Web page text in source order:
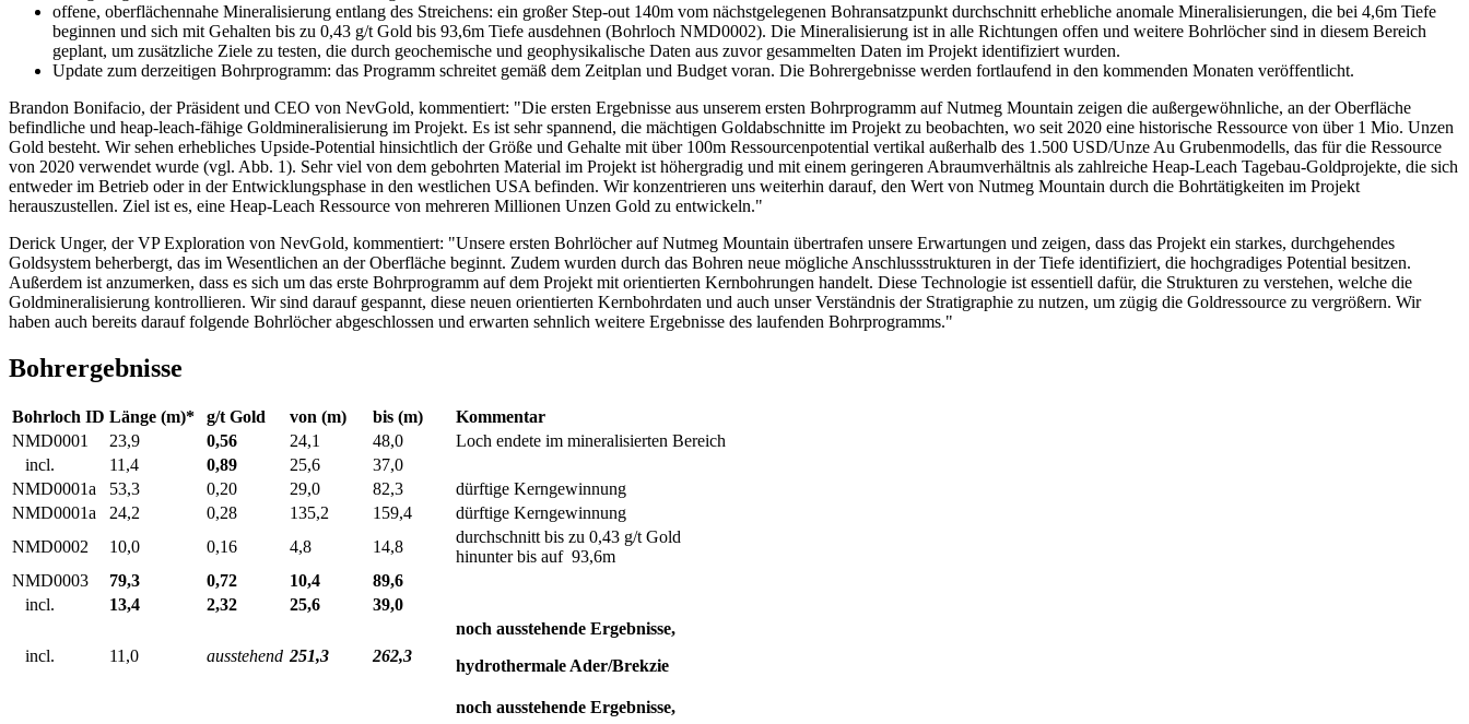
offene, oberflächennahe Mineralisierung entlang des Streichens: ein großer Step-out 140m vom nächstgelegenen Bohransatzpunkt durchschnitt erhebliche anomale Mineralisierungen, die bei 4,6m Tiefe
beginnen und sich mit Gehalten bis zu 0,43 g/t Gold bis 93,6m Tiefe ausdehnen (Bohrloch NMD0002). Die Mineralisierung ist in alle Richtungen offen und weitere Bohrlöcher sind in diesem Bereich
geplant, um zusätzliche Ziele zu testen, die durch geochemische und geophysikalische Daten aus zuvor gesammelten Daten im Projekt identifiziert wurden.
Update zum derzeitigen Bohrprogramm: das Programm schreitet gemäß dem Zeitplan und Budget voran. Die Bohrergebnisse werden fortlaufend in den kommenden Monaten veröffentlicht.
Brandon Bonifacio, der Präsident und CEO von NevGold, kommentiert: "Die ersten Ergebnisse aus unserem ersten Bohrprogramm auf Nutmeg Mountain zeigen die außergewöhnliche, an der Oberfläche
befindliche und heap-leach-fähige Goldmineralisierung im Projekt. Es ist sehr spannend, die mächtigen Goldabschnitte im Projekt zu beobachten, wo seit 2020 eine historische Ressource von über 1 Mio. Unzen
Gold besteht. Wir sehen erhebliches Upside-Potential hinsichtlich der Größe und Gehalte mit über 100m Ressourcenpotential vertikal außerhalb des 1.500 USD/Unze Au Grubenmodells, das für die Ressource
von 2020 verwendet wurde (vgl. Abb. 1). Sehr viel von dem gebohrten Material im Projekt ist höhergradig und mit einem geringeren Abraumverhältnis als zahlreiche Heap-Leach Tagebau-Goldprojekte, die sich
entweder im Betrieb oder in der Entwicklungsphase in den westlichen USA befinden. Wir konzentrieren uns weiterhin darauf, den Wert von Nutmeg Mountain durch die Bohrtätigkeiten im Projekt
herauszustellen. Ziel ist es, eine Heap-Leach Ressource von mehreren Millionen Unzen Gold zu entwickeln."
Derick Unger, der VP Exploration von NevGold, kommentiert: "Unsere ersten Bohrlöcher auf Nutmeg Mountain übertrafen unsere Erwartungen und zeigen, dass das Projekt ein starkes, durchgehendes
Goldsystem beherbergt, das im Wesentlichen an der Oberfläche beginnt. Zudem wurden durch das Bohren neue mögliche Anschlussstrukturen in der Tiefe identifiziert, die hochgradiges Potential besitzen.
Außerdem ist anzumerken, dass es sich um das erste Bohrprogramm auf dem Projekt mit orientierten Kernbohrungen handelt. Diese Technologie ist essentiell dafür, die Strukturen zu verstehen, welche die
Goldmineralisierung kontrollieren. Wir sind darauf gespannt, diese neuen orientierten Kernbohrdaten und auch unser Verständnis der Stratigraphie zu nutzen, um zügig die Goldressource zu vergrößern. Wir
haben auch bereits darauf folgende Bohrlöcher abgeschlossen und erwarten sehnlich weitere Ergebnisse des laufenden Bohrprogramms."
Bohrergebnisse
Bohrloch ID Länge (m)* g/t Gold von (m) bis (m)
Kommentar
NMD0001
23,9 0,56 24,1 48,0
Loch endete im mineralisierten Bereich
incl.
11,4 0,89 25,6
37,0
NMD0001a
53,3 0,20 29,0 82,3
dürftige Kerngewinnung
NMD0001a
24,2 0,28 135,2 159,4
dürftige Kerngewinnung
NMD0002
10,0 0,16 4,8 14,8
durchschnitt bis zu 0,43 g/t Gold
hinunter bis auf 93,6m
NMD0003
79,3 0,72 10,4
89,6
incl.
13,4 2,32 25,6 39,0
incl. 11,0 ausstehend 251,3 262,3
noch ausstehende Ergebnisse,
hydrothermale Ader/Brekzie
noch ausstehende Ergebnisse,